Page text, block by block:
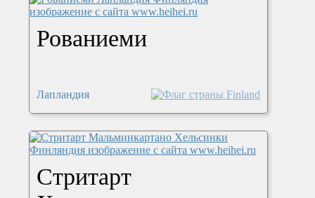
Рованиеми
Лапландия
Стритарт